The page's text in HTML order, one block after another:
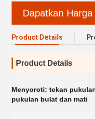
Dapatkan Harga
Product Details
Product Details
Menyoroti: tekan
pukulan bulat dan mati